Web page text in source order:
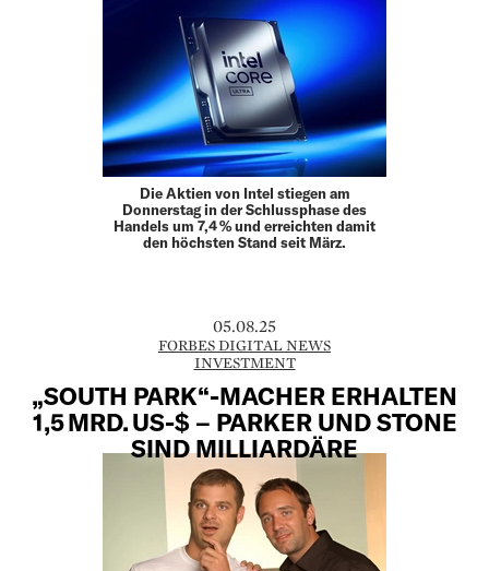
Die Aktien von Intel stiegen am
Donnerstag in der Schlussphase des
Handels um 7,4 % und erreichten damit
den höchsten Stand seit März.
05.08.25
FORBES DIGITAL NEWS
INVESTMENT
„SOUTH PARK“-MACHER ERHALTEN
1,5 MRD. US-$ – PARKER UND STONE
SIND MILLIARDÄRE